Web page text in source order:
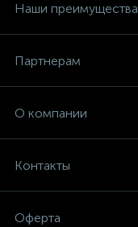
Наши преимущества
Партнерам
О компании
Контакты
Оферта